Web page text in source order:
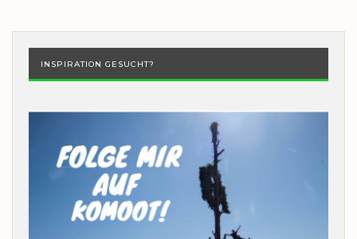
INSPIRATION GESUCHT?